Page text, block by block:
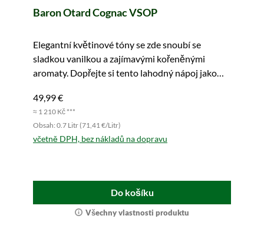
Baron Otard Cognac VSOP
Elegantní květinové tóny se zde snoubí se
sladkou vanilkou a zajímavými kořeněnými
aromaty. Dopřejte si tento lahodný nápoj jako
49,99 €
≈ 1 210 Kč ***
Obsah: 0.7 Litr (71,41 €/Litr)
včetně DPH, bez nákladů na dopravu
Do košíku
Všechny vlastnosti produktu